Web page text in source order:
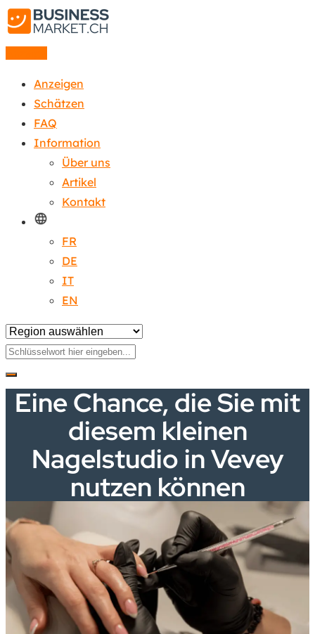
Anzeigen
Schätzen
FAQ
Information
Über uns
Artikel
Kontakt
FR
DE
IT
EN
Eine Chance, die Sie mit
diesem kleinen
Nagelstudio in Vevey
nutzen können